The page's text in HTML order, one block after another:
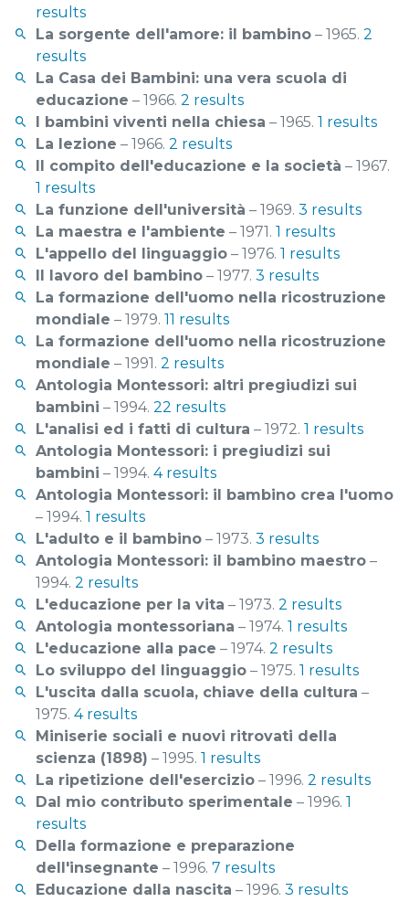
results
La sorgente dell'amore: il bambino – 1965. 2
results
La Casa dei Bambini: una vera scuola di
educazione – 1966. 2 results
I bambini viventi nella chiesa – 1965. 1 results
La lezione – 1966. 2 results
Il compito dell'educazione e la società – 1967.
1 results
La funzione dell'università – 1969. 3 results
La maestra e l'ambiente – 1971. 1 results
L'appello del linguaggio – 1976. 1 results
Il lavoro del bambino – 1977. 3 results
La formazione dell'uomo nella ricostruzione
mondiale – 1979. 11 results
La formazione dell'uomo nella ricostruzione
mondiale – 1991. 2 results
Antologia Montessori: altri pregiudizi sui
bambini – 1994. 22 results
L'analisi ed i fatti di cultura – 1972. 1 results
Antologia Montessori: i pregiudizi sui
bambini – 1994. 4 results
Antologia Montessori: il bambino crea l'uomo
– 1994. 1 results
L'adulto e il bambino – 1973. 3 results
Antologia Montessori: il bambino maestro –
1994. 2 results
L'educazione per la vita – 1973. 2 results
Antologia montessoriana – 1974. 1 results
L'educazione alla pace – 1974. 2 results
Lo sviluppo del linguaggio – 1975. 1 results
L'uscita dalla scuola, chiave della cultura –
1975. 4 results
Miniserie sociali e nuovi ritrovati della
scienza (1898) – 1995. 1 results
La ripetizione dell'esercizio – 1996. 2 results
Dal mio contributo sperimentale – 1996. 1
results
Della formazione e preparazione
dell'insegnante – 1996. 7 results
Educazione dalla nascita – 1996. 3 results